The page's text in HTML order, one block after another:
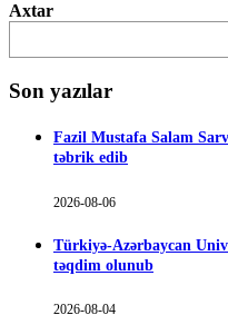
Axtar
Son yazılar
Fazil Mustafa Salam
təbrik edib
2026-08-06
Türkiyə-Azərbaycan
təqdim olunub
2026-08-04